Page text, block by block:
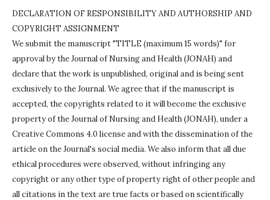
DECLARATION OF RESPONSIBILITY AND AUTHORSHIP AND
COPYRIGHT ASSIGNMENT
We submit the manuscript "TITLE (maximum 15 words)" for
approval by the Journal of Nursing and Health (JONAH) and
declare that the work is unpublished, original and is being sent
exclusively to the Journal. We agree that if the manuscript is
accepted, the copyrights related to it will become the exclusive
property of the Journal of Nursing and Health (JONAH), under a
Creative Commons 4.0 license and with the dissemination of the
article on the Journal's social media. We also inform that all due
ethical procedures were observed, without infringing any
copyright or any other type of property right of other people and
all citations in the text are true facts or based on scientifically